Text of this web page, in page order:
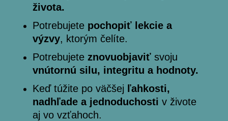
života.
Potrebujete pochopiť lekcie a
výzvy, ktorým čelíte.
Potrebujete znovuobjaviťsvoju
vnútornú silu, integritu a hodnoty.
Keď túžite po väčšej ľahkosti,
nadhľade a jednoduchosti v živote
aj vo vzťahoch.